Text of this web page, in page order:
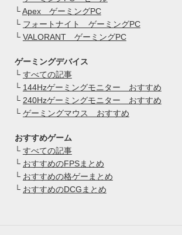
└Apex ゲーミングPC
└ フォートナイト ゲーミングPC
└ VALORANT ゲーミングPC
ゲーミングデバイス
└ すべての記事
└ 144Hzゲーミングモニター おすすめ
└ 240Hzゲーミングモニター おすすめ
└ ゲーミングマウス おすすめ
おすすめゲーム
└ すべての記事
└ おすすめのFPSまとめ
└ おすすめの格ゲーまとめ
└ おすすめのDCGまとめ